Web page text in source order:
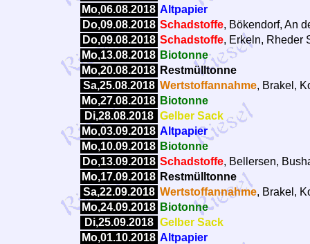
Mo,06.08.2018 Altpapier
Do,09.08.2018 Schadstoffe, Bökendorf, An
Do,09.08.2018 Schadstoffe, Erkeln, Rheder
Mo,13.08.2018 Biotonne
Mo,20.08.2018 Restmülltonne
Sa,25.08.2018 Wertstoffannahme, Brakel,
Mo,27.08.2018 Biotonne
Di,28.08.2018 Gelber Sack
Mo,03.09.2018 Altpapier
Mo,10.09.2018 Biotonne
Do,13.09.2018 Schadstoffe, Bellersen,
Mo,17.09.2018 Restmülltonne
Sa,22.09.2018 Wertstoffannahme, Brakel,
Mo,24.09.2018 Biotonne
Di,25.09.2018 Gelber Sack
Mo,01.10.2018 Altpapier